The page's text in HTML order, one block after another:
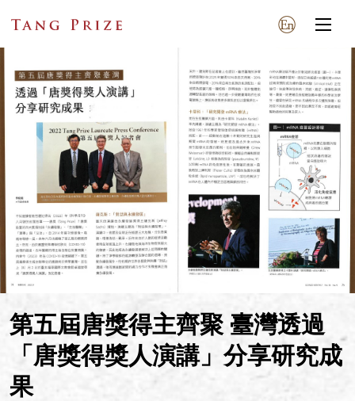
第五屆唐獎得主齊聚 臺灣透過
「唐獎得獎人演講」分享研究成
果